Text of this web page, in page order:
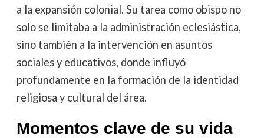
a la expansión colonial. Su tarea como obispo no
solo se limitaba a la administración eclesiástica,
sino también a la intervención en asuntos
sociales y educativos, donde influyó
profundamente en la formación de la identidad
religiosa y cultural del área.
Momentos clave de su vida